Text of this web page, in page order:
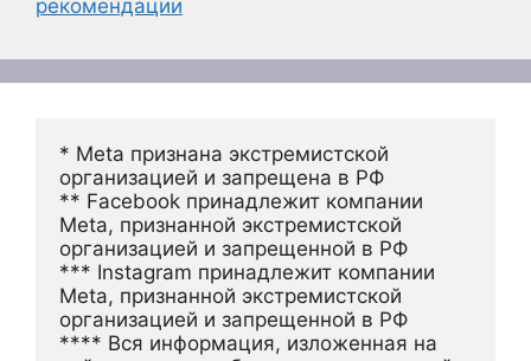
рекомендации
* Meta признана экстремистской
организацией и запрещена в РФ
** Facebook принадлежит компании
Meta, признанной экстремистской
организацией и запрещенной в РФ
*** Instagram принадлежит компании
Meta, признанной экстремистской
организацией и запрещенной в РФ
**** Вся информация, изложенная на